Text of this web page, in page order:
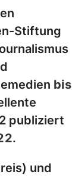
Stiftung
bis
publiziert
.
und